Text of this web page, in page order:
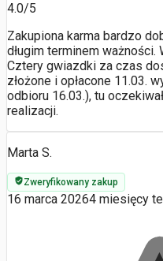
4.0/5
Zakupiona karma bardzo
długim terminem ważności.
Cztery gwiazdki za czas
złożone i opłacone 11.03.
odbioru 16.03.), tu
realizacji.
Marta S.
Zweryfikowany zakup
16 marca 20264 miesięcy